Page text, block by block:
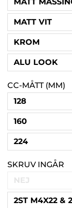
MATT VIT
KROM
ALU LOOK
CC-MÅTT (MM)
128
160
224
SKRUV INGÅR
NEJ
2ST M4X22 &